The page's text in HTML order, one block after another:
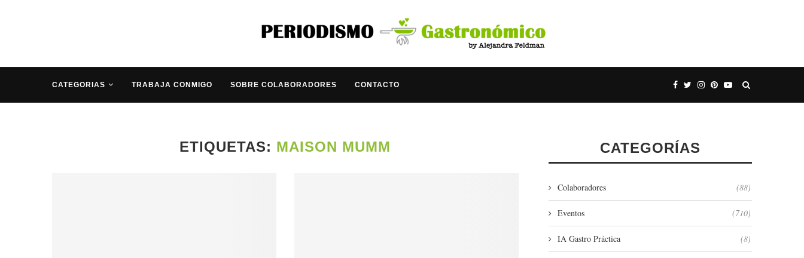
CATEGORIAS TRABAJA CONMIGO SOBRE COLABORADORES CONTACTO
ETIQUETAS: MAISON MUMM CATEGORÍAS
Colaboradores (88)
Eventos (710)
IA Gastro Práctica (8)